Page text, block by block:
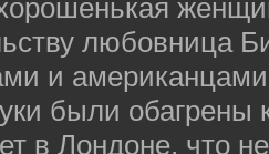
любовница
и
были обагрены
в Лондоне, что